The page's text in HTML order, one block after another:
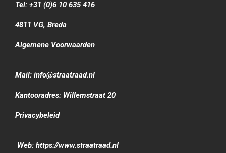
Tel: +31 (0)6 10 635 416
4811 VG, Breda
Algemene Voorwaarden
Mail: info@straatraad.nl
Kantooradres: Willemstraat 20
Privacybeleid
Web: https://www.straatraad.nl